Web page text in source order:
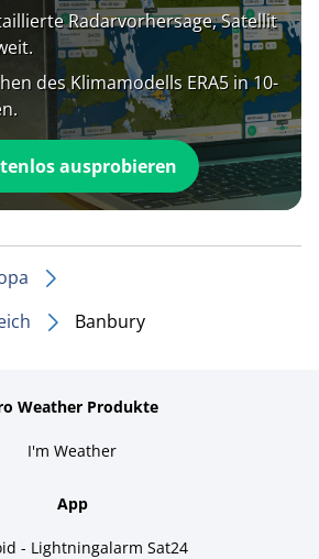
Radarvorhersage, Satellit
des Klimamodells ERA5 in 10-
ausprobieren
Banbury
Weather Produkte
I'm Weather
App
- Lightningalarm Sat24